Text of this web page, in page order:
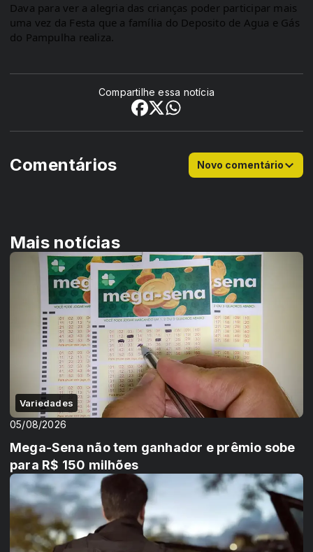
Dava para ver a alegria das crianças poder participar mais
uma vez da Festa que a família do Deposito de Agua e Gás
do Pampulha realiza.
Compartilhe essa notícia
Comentários Novo comentário
Mais notícias
Variedades
05/08/2026
Mega-Sena não tem ganhador e prêmio sobe
para R$ 150 milhões